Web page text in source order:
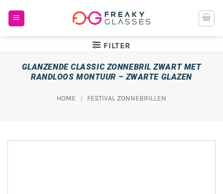
naar
FILTER
GLANZENDE CLASSIC ZONNEBRIL ZWART MET
RANDLOOS MONTUUR – ZWARTE GLAZEN
HOME / FESTIVAL ZONNEBRILLEN